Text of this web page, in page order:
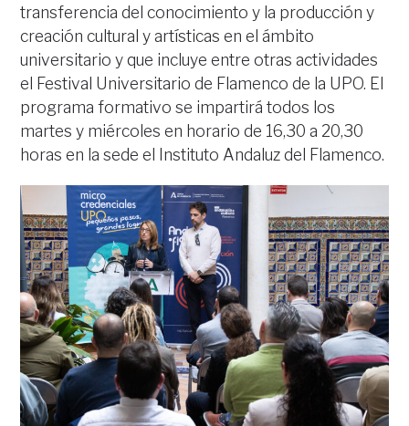
transferencia del conocimiento y la producción y
creación cultural y artísticas en el ámbito
universitario y que incluye entre otras actividades
el Festival Universitario de Flamenco de la UPO. El
programa formativo se impartirá todos los
martes y miércoles en horario de 16,30 a 20,30
horas en la sede el Instituto Andaluz del Flamenco.